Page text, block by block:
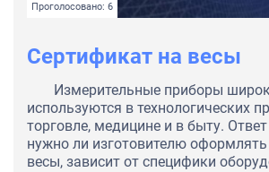
Проголосовано: 6
Сертификат на весы
Измерительные приборы
используются в технологических
торговле, медицине и в быту.
нужно ли изготовителю
весы, зависит от специфики